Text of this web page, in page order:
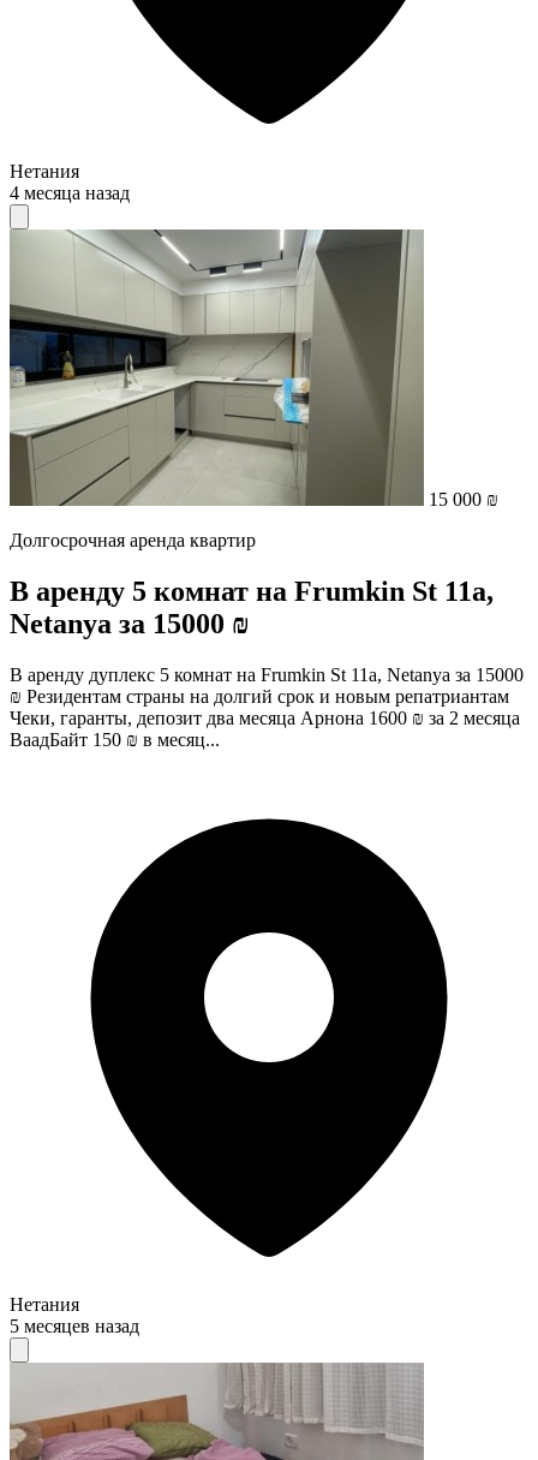
Нетания
4 месяца назад
15 000 ₪
Долгосрочная аренда квартир
В аренду 5 комнат на Frumkin St 11a,
Netanya за 15000 ₪
В аренду дуплекс 5 комнат на Frumkin St 11a, Netanya за 15000
₪ Резидентам страны на долгий срок и новым репатриантам
Чеки, гаранты, депозит два месяца Арнона 1600 ₪ за 2 месяца
ВаадБайт 150 ₪ в месяц...
Нетания
5 месяцев назад